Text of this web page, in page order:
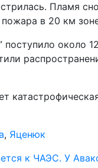
Пламя
в 20 км
около
, Яценюк
к ЧАЭС. У